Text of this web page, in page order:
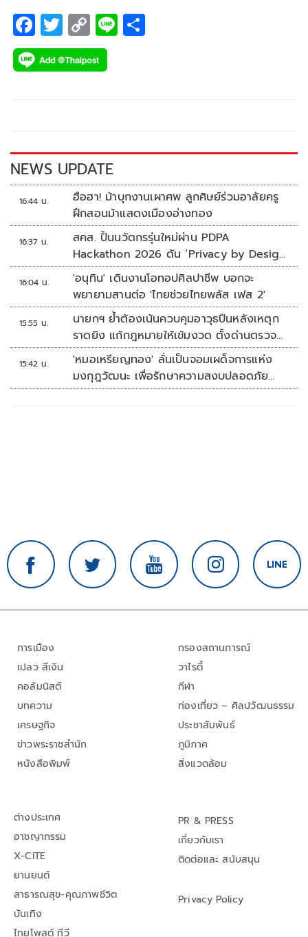
F
ac
e
k
T
wi
tt
C
o
p
k
Li
NEWS UPDATE
16:44 น.
ฮือฮา! ม้าบุกงานเผาศพ ลูกศิษย์ร่วมอาลัยครู
ฝึกสอนม้าแสดงเมืองอ่างทอง
16:37 น.
สคส. ปั้นนวัตกรรุ่นใหม่ผ่าน PDPA
Hackathon 2026 ดัน ‘Privacy by Design
for all’ สู่โซลูชันคุ้มครองข้อมูลส่วนบุคคลที่
ใช้ได้จริง
16:04 น.
'อนุทิน' เดินงานโอทอปศิลปาชีพ บอกจะ
พยายามสานต่อ 'ไทยช่วยไทยพลัส เฟส 2'
15:55 น.
นายกฯ ย้ำต้องเน้นควบคุมอาวุธปืนหลังเหตุก
ราดยิง แก้กฎหมายให้เข้มงวด ตั้งด่านตรวจ
เพิ่ม
15:42 น.
'หมอเหรียญทอง' ลั่นเป็นจอมเผด็จการแห่ง
มงกุฎวัฒนะ เพื่อรักษาความสงบปลอดภัย
ภายในรพ.
การเมือง
เปลว สีเงิน
คอลัมนิสต์
บทความ
เศรษฐกิจ
ข่าวพระราชสำนัก
หนังสือพิมพ์
กรองสถานการณ์
วาไรตี้
กีฬา
ท่องเที่ยว – ศิลปวัฒนธรรม
ประชาสัมพันธ์
ภูมิภาค
สิ่งแวดล้อม
ต่างประเทศ
อาชญากรรม
X-CITE
ยานยนต์
สาธารณสุข-คุณภาพชีวิต
บันเทิง
ไทยโพสต์ ทีวี
PR & PRESS
เกี่ยวกับเรา
ติดต่อและ สนับสนุน
Privacy Policy